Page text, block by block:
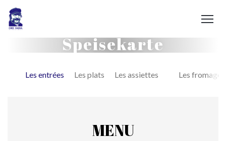
Speisekarte
Les entrées Les plats Les assiettes Les fromages
MENU